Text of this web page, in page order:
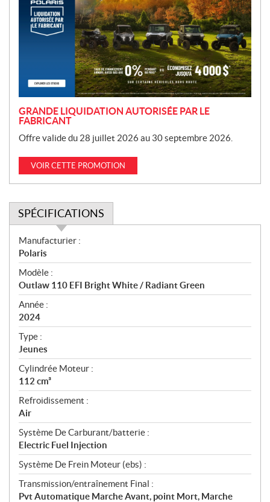
GRANDE LIQUIDATION AUTORISÉE PAR LE
FABRICANT
Offre valide du 28 juillet 2026 au 30 septembre 2026.
VOIR CETTE PROMOTION
SPÉCIFICATIONS
S
p
é
c
i
f
i
c
a
t
i
o
n
s
Manufacturier :
Polaris
Modèle :
Outlaw 110 EFI Bright White / Radiant Green
Année :
2024
Type :
Jeunes
Cylindrée Moteur :
112 cm³
Refroidissement :
Air
Système De Carburant/batterie :
Electric Fuel Injection
Système De Frein Moteur (ebs) :
Transmission/entraînement Final :
Pvt Automatique Marche Avant, point Mort, Marche